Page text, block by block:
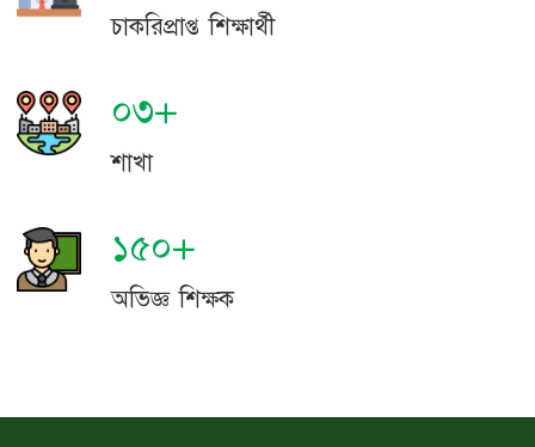
চাকরিপ্রাপ্ত শিক্ষার্থী
০৩+
শাখা
১৫০+
অভিজ্ঞ শিক্ষক